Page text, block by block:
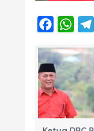
F
c
e
b
o
o
W
a
ts
A
p
p